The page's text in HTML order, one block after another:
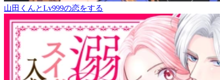
山田くんとLv999の恋をする